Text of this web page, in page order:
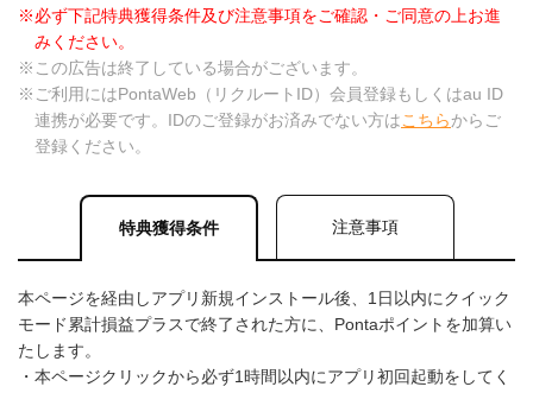
※必ず下記特典獲得条件及び注意事項をご確認・ご同意の上お進
みください。
※この広告は終了している場合がございます。
※ご利用にはPontaWeb（リクルートID）会員登録もしくはau ID
連携が必要です。IDのご登録がお済みでない方はこちらからご
登録ください。
特典獲得条件 注意事項
本ページを経由しアプリ新規インストール後、1日以内にクイック
モード累計損益プラスで終了された方に、Pontaポイントを加算い
たします。
・本ページクリックから必ず1時間以内にアプリ初回起動をしてく